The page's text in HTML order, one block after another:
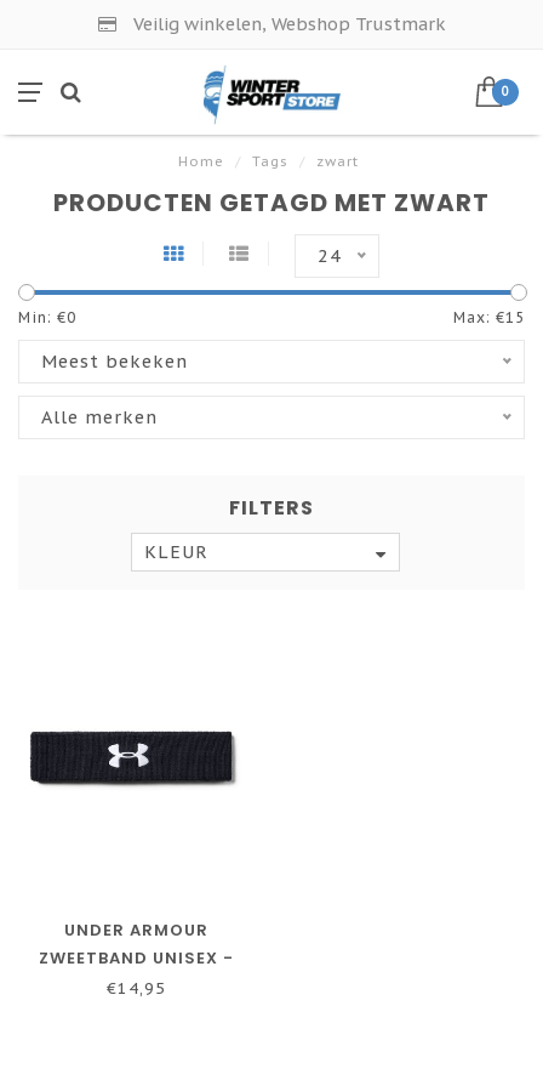
Veilig winkelen, Webshop Trustmark
0
Home / Tags / zwart
PRODUCTEN GETAGD MET ZWART
24
Min: €0 Max: €15
Meest bekeken
Alle merken
FILTERS
KLEUR
UNDER ARMOUR
ZWEETBAND UNISEX -
ONE SIZE
€14,95